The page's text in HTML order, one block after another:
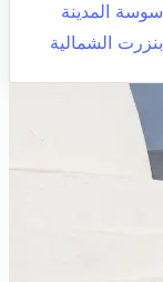
سوسة المدينة
بنزرت الشمالية